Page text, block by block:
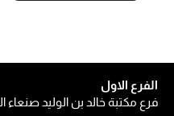
الفرع الاول
فرع مكتبة خالد بن الوليد صنعاء